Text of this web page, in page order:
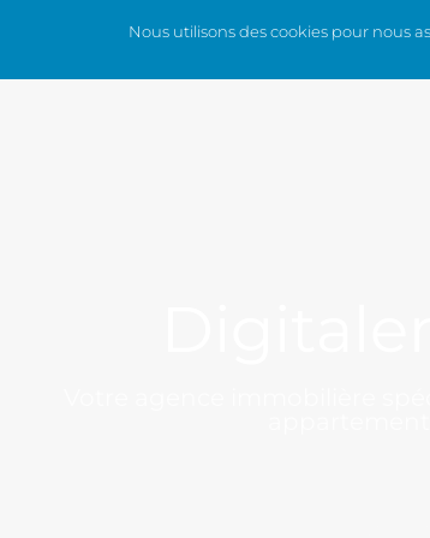
Nous utilisons des cookies pour nous